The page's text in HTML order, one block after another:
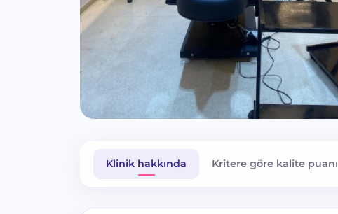
Klinik hakkında Kritere göre kalite puanı